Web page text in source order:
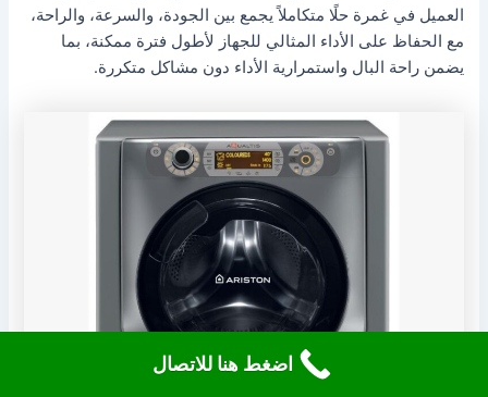
العميل في غمرة حلًا متكاملاً يجمع بين الجودة، والسرعة، والراحة،
مع الحفاظ على الأداء المثالي للجهاز لأطول فترة ممكنة، بما
يضمن راحة البال واستمرارية الأداء دون مشاكل متكررة.
اضغط هنا للاتصال